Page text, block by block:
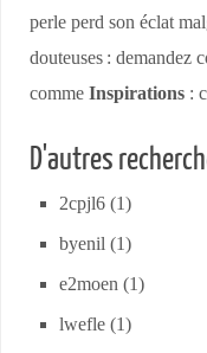
perle perd son éclat
douteuses : demandez
commeInspirations :
D'autres
2cpjl6 (1)
byenil (1)
e2moen (1)
lwefle (1)